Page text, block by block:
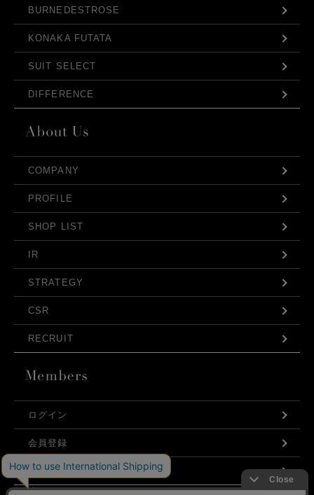
BURNEDESTROSE
KONAKA FUTATA
SUIT SELECT
DIFFERENCE
COMPANY
PROFILE
SHOP LIST
IR
STRATEGY
CSR
RECRUIT
ログイン
会員登録
利用規約